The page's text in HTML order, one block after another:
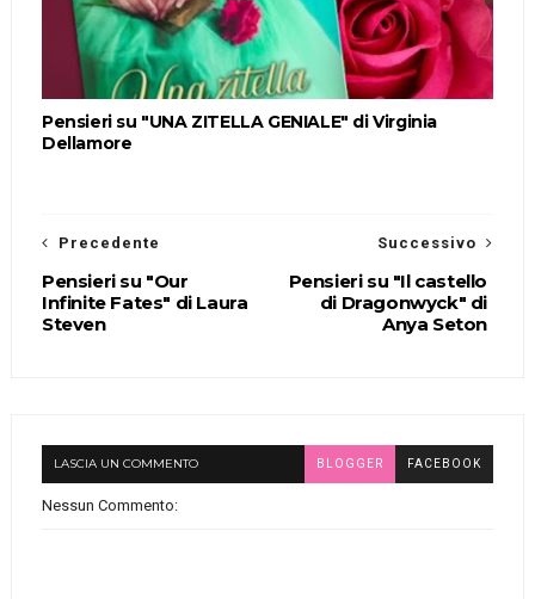
Pensieri su "UNA ZITELLA GENIALE" di Virginia
Dellamore
Successivo
Pensieri su "Il castello
di Dragonwyck" di
Anya Seton
Precedente
Pensieri su "Our
Infinite Fates" di Laura
Steven
LASCIA UN COMMENTO BLOGGER FACEBOOK
Nessun Commento: